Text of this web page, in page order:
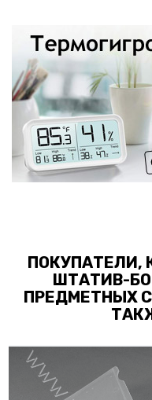
ПОКУПАТЕЛИ,
ШТАТИВ-
ПРЕДМЕТНЫХ